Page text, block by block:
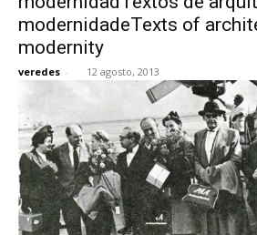
modernidadeTexts of
modernity
veredes - 12 agosto, 2013